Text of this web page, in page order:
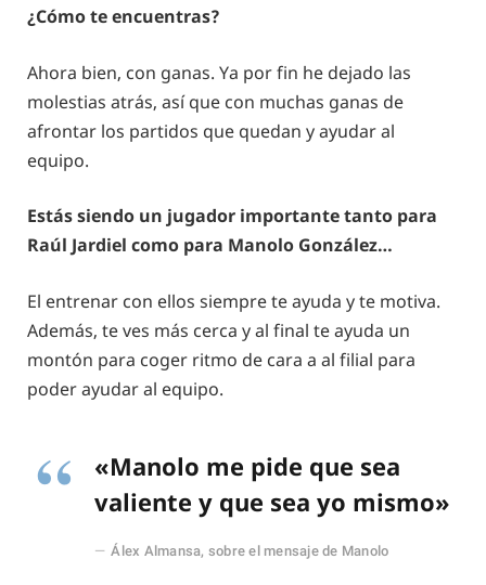
¿Cómo te encuentras?
Ahora bien, con ganas. Ya por fin he dejado las
molestias atrás, así que con muchas ganas de
afrontar los partidos que quedan y ayudar al
equipo.
Estás siendo un jugador importante tanto para
Raúl Jardiel como para Manolo González…
El entrenar con ellos siempre te ayuda y te motiva.
Además, te ves más cerca y al final te ayuda un
montón para coger ritmo de cara a al filial para
poder ayudar al equipo.
«Manolo me pide que sea
valiente y que sea yo mismo»
Álex Almansa, sobre el mensaje de Manolo